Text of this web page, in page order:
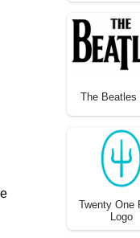
The Beatles
Twenty One
Logo